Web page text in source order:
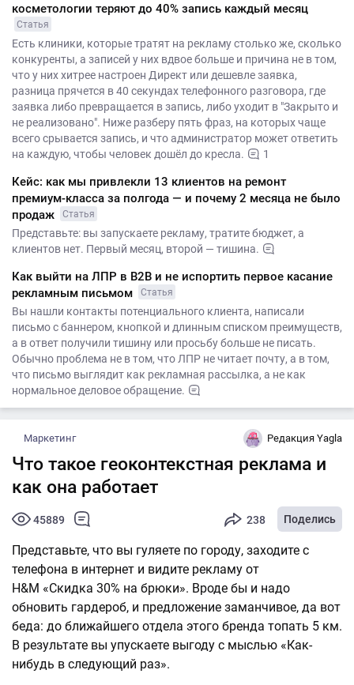
косметологии теряют до 40% запись каждый месяц
Статья
Есть клиники, которые тратят на рекламу столько же, сколько
конкуренты, а записей у них вдвое больше и причина не в том,
что у них хитрее настроен Директ или дешевле заявка,
разница прячется в 40 секундах телефонного разговора, где
заявка либо превращается в запись, либо уходит в "Закрыто и
не реализовано". Ниже разберу пять фраз, на которых чаще
всего срывается запись, и что администратор может ответить
на каждую, чтобы человек дошёл до кресла.
1
Кейс: как мы привлекли 13 клиентов на ремонт
премиум-класса за полгода — и почему 2 месяца не было
продаж
Статья
Представьте: вы запускаете рекламу, тратите бюджет, а
клиентов нет. Первый месяц, второй — тишина.
Как выйти на ЛПР в B2B и не испортить первое касание
рекламным письмом
Статья
Вы нашли контакты потенциального клиента, написали
письмо с баннером, кнопкой и длинным списком преимуществ,
а в ответ получили тишину или просьбу больше не писать.
Обычно проблема не в том, что ЛПР не читает почту, а в том,
что письмо выглядит как рекламная рассылка, а не как
нормальное деловое обращение.
Маркетинг Редакция Yagla
Что такое геоконтекстная реклама и
как она работает
45889 238 Поделись
Представьте, что вы гуляете по городу, заходите с
телефона в интернет и видите рекламу от
H&M «Скидка 30% на брюки». Вроде бы и надо
обновить гардероб, и предложение заманчивое, да вот
беда: до ближайшего отдела этого бренда топать 5 км.
В результате вы упускаете выгоду с мыслью «Как-
нибудь в следующий раз».